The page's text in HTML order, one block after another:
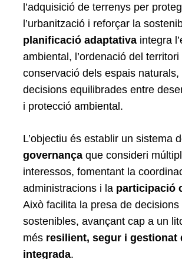
l’adquisició de terrenys per
l’urbanització i reforçar la
planificació adaptativa integra
ambiental, l’ordenació del territori
conservació dels espais naturals,
decisions equilibrades entre
i protecció ambiental.
L’objectiu és establir un sistema
governança que consideri
interessos, fomentant la
administracions i la participació
Això facilita la presa de decisions
sostenibles, avançant cap a un
més resilient, segur i gestionat
integrada.